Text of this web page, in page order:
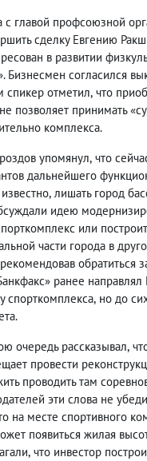
с главой профсоюзной
сделку Евгению
в развитии
Бизнесмен согласился
спикер отметил, что
позволяет принимать
комплекса.
упомянул, что
дальнейшего
, лишать город
идею
или
части города в
обратиться
ранее
спорткомплекса, но до
очередь рассказывал,
провести
проводить там
эти слова не
на месте спортивного
появиться жилая
, что инвестор